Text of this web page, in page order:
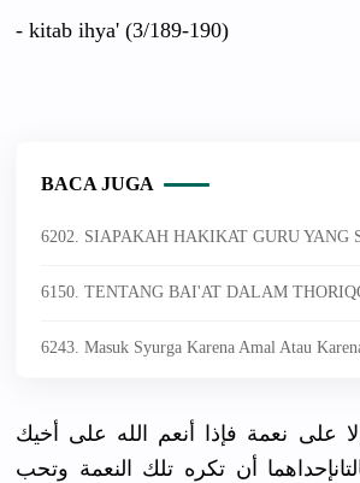
- kitab ihya' (3/189-190)
BACA JUGA
6202. SIAPAKAH HAKIKAT GURU YANG
6150. TENTANG BAI'AT DALAM
6243. Masuk Syurga Karena Amal Atau
على نعمة فإذا أنعم الله على أخيك
أن تكره تلك النعمة وتحب